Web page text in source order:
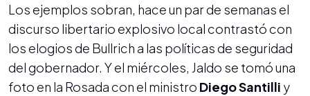
Los ejemplos sobran, hace un par de semanas el
discurso libertario explosivo local contrastó con
los elogios de Bullrich a las políticas de seguridad
del gobernador. Y el miércoles, Jaldo se tomó una
foto en la Rosada con el ministro Diego Santilli y